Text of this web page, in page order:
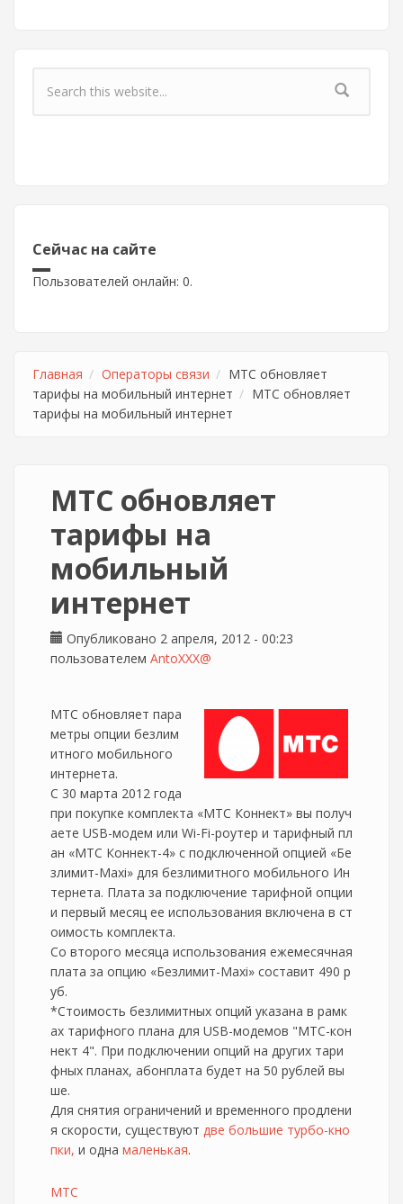
Форма поиска
Сейчас на сайте
Пользователей онлайн: 0.
Главная Операторы связи
МТС обновляет
тарифы на мобильный интернет
МТС обновляет
тарифы на мобильный интернет
МТС обновляет
тарифы на
мобильный
интернет
Опубликовано 2 апреля, 2012 - 00:23
пользователем AntoXXX@
МТС обновляет пара
метры опции безлим
итного мобильного
интернета.
С 30 марта 2012 года
при покупке комплекта «МТС Коннект» вы получ
аете USB-модем или Wi-Fi-роутер и тарифный пл
ан «МТС Коннект-4» с подключенной опцией «Бе
злимит-Maxi» для безлимитного мобильного Ин
тернета. Плата за подключение тарифной опции
и первый месяц ее использования включена в ст
оимость комплекта.
Со второго месяца использования ежемесячная
плата за опцию «Безлимит-Maxi» составит 490 р
уб.
*Стоимость безлимитных опций указана в рамк
ах тарифного плана для USB-модемов "МТС-кон
нект 4". При подключении опций на других тари
фных планах, абонплата будет на 50 рублей вы
ше.
Для снятия ограничений и временного продлени
я скорости, существуют две большие турбо-кно
пки, и одна маленькая.
МТС